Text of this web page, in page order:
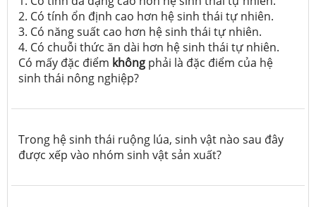
2. Có tính ổn định cao hơn hệ sinh thái tự nhiên.
3. Có năng suất cao hơn hệ sinh thái tự nhiên.
4. Có chuỗi thức ăn dài hơn hệ sinh thái tự nhiên.
Có mấy đặc điểm không phải là đặc điểm của hệ
sinh thái nông nghiệp?
Trong hệ sinh thái ruộng lúa, sinh vật nào sau đây
được xếp vào nhóm sinh vật sản xuất?